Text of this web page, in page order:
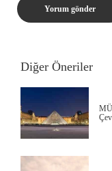
Diğer Öneriler